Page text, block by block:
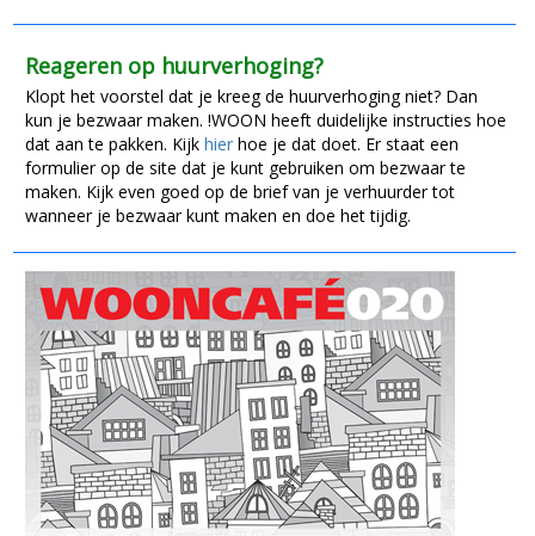
Reageren op huurverhoging?
Klopt het voorstel dat je kreeg de huurverhoging niet? Dan
kun je bezwaar maken. !WOON heeft duidelijke instructies hoe
dat aan te pakken. Kijk hier hoe je dat doet. Er staat een
formulier op de site dat je kunt gebruiken om bezwaar te
maken. Kijk even goed op de brief van je verhuurder tot
wanneer je bezwaar kunt maken en doe het tijdig.